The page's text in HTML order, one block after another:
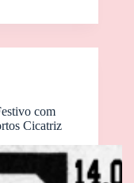
com
Cicatriz